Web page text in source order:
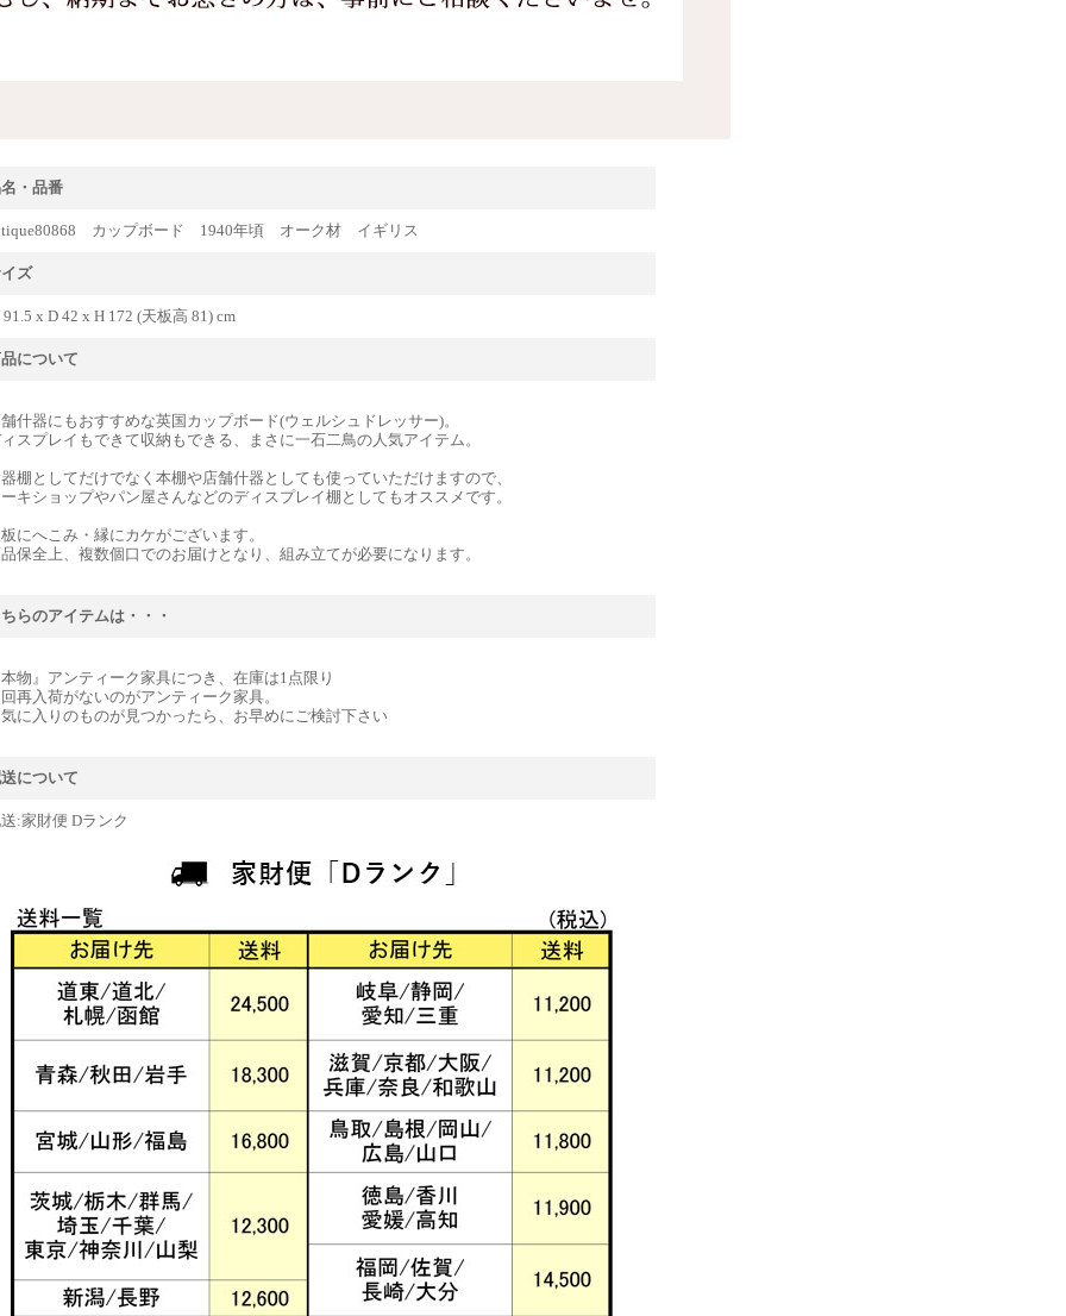
・品番
カップボード 1940年頃 オーク材 イギリス
ズ
91.5 x D 42 x H 172 (天板高 81) cm
について
什器にもおすすめな英国カップボード(ウェルシュドレッサー)。
スプレイもできて収納もできる、まさに一石二鳥の人気アイテム。
棚としてだけでなく本棚や店舗什器としても使っていただけますので、
キショップやパン屋さんなどのディスプレイ棚としてもオススメです。
にへこみ・縁にカケがございます。
保全上、複数個口でのお届けとなり、組み立てが必要になります。
らのアイテムは・・・
物』アンティーク家具につき、在庫は1点限り
再入荷がないのがアンティーク家具。
に入りのものが見つかったら、お早めにご検討下さい
について
:家財便 Dランク